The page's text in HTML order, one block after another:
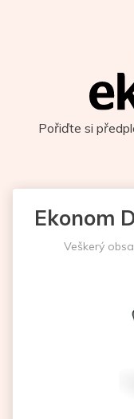
Pořiďte si
Ekonom
Veškerý